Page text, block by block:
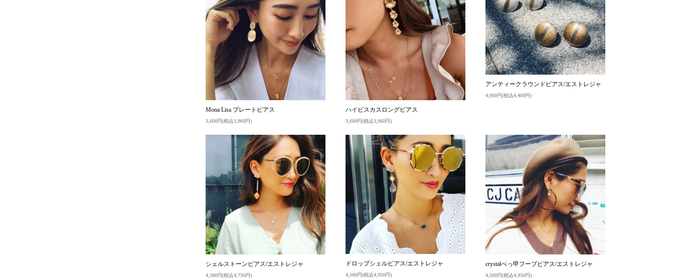
Mona Lisa プレートピアス
3,600円(税込3,960円)
ハイビスカスロングピアス
3,600円(税込3,960円)
アンティークラウンドピアス/エストレジャ
4,000円(税込4,400円)
シェルストーンピアス/エストレジャ
4,300円(税込4,730円)
ドロップシェルピアス/エストレジャ
4,500円(税込4,950円)
crystalべっ甲フープピアス/エストレジャ
4,500円(税込4,950円)